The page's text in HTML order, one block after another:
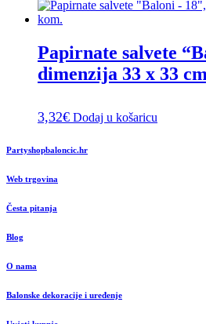
Papirnate salvete
dimenzija 33 x 33
3,32€ Dodaj u košaricu
Partyshopbaloncic.hr
Web trgovina
Česta pitanja
Blog
O nama
Balonske dekoracije i uređenje